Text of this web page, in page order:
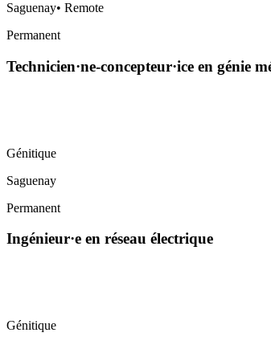
Saguenay• Remote
Permanent
Technicien·ne-concepteur·ice en génie
Génitique
Saguenay
Permanent
Ingénieur·e en réseau électrique
Génitique